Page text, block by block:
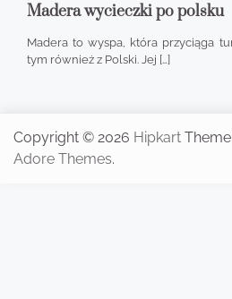
Madera wycieczki po polsku
Madera to wyspa, która przyciąga
tym również z Polski. Jej […]
Copyright © 2026 Hipkart
Adore Themes.